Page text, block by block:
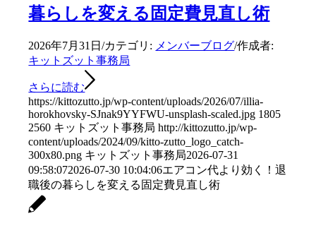
暮らしを変える固定費見直し術
2026年7月31日/カテゴリ: メンバーブログ/作成者:
キットズット事務局
さらに読む
https://kittozutto.jp/wp-content/uploads/2026/07/illia-
horokhovsky-SJnak9YYFWU-unsplash-scaled.jpg 1805
2560 キットズット事務局 http://kittozutto.jp/wp-
content/uploads/2024/09/kitto-zutto_logo_catch-
300x80.png キットズット事務局2026-07-31
09:58:072026-07-30 10:04:06エアコン代より効く！退
職後の暮らしを変える固定費見直し術